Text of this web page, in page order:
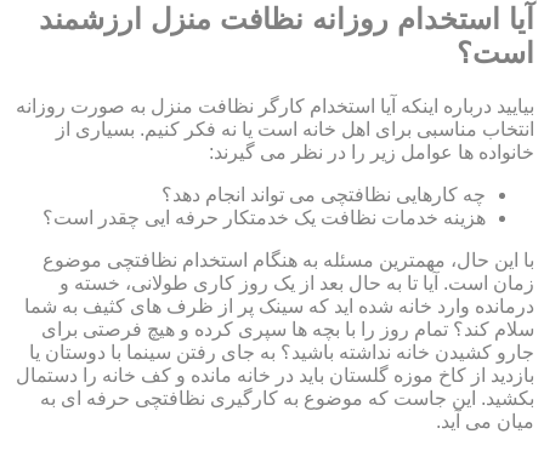
آیا استخدام روزانه نظافت منزل ارزشمند
است؟
بیایید درباره اینکه آیا استخدام کارگر نظافت منزل به صورت روزانه
انتخاب مناسبی برای اهل خانه است یا نه فکر کنیم. بسیاری از
خانواده ها عوامل زیر را در نظر می گیرند:
چه کارهایی نظافتچی می تواند انجام دهد؟
هزینه خدمات نظافت یک خدمتکار حرفه ایی چقدر است؟
با این حال، مهمترین مسئله به هنگام استخدام نظافتچی موضوع
زمان است. آیا تا به حال بعد از یک روز کاری طولانی، خسته و
درمانده وارد خانه شده اید که سینک پر از ظرف های کثیف به شما
سلام کند؟ تمام روز را با بچه ها سپری کرده و هیچ فرصتی برای
جارو کشیدن خانه نداشته باشید؟ به جای رفتن سینما با دوستان یا
بازدید از کاخ موزه گلستان باید در خانه مانده و کف خانه را دستمال
بکشید. این جاست که موضوع به کارگیری نظافتچی حرفه ای به
میان می آید.